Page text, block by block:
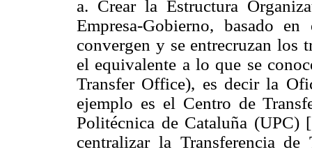
a. Crear la Estructura
Empresa-Gobierno, basado
convergen y se entrecruzan los
el equivalente a lo que se
Transfer Office), es decir la
ejemplo es el Centro de
Politécnica de Cataluña (UPC)
centralizar la Transferencia